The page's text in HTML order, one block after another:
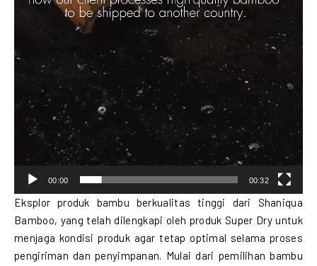
00:00 00:32
Eksplor produk bambu berkualitas tinggi dari Shaniqua
Bamboo, yang telah dilengkapi oleh produk Super Dry untuk
menjaga kondisi produk agar tetap optimal selama proses
pengiriman dan penyimpanan. Mulai dari pemilihan bambu